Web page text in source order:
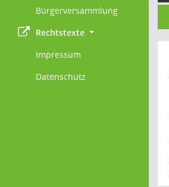
Bürgerversammlung
Rechtstexte
Impressum
Datenschutz